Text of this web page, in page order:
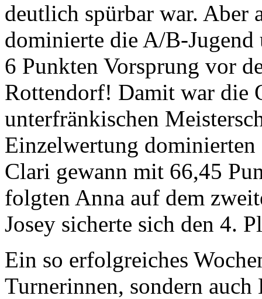
deutlich spürbar war. Aber
dominierte die A/B-
6 Punkten Vorsprung vor
Rottendorf! Damit war die
unterfränkischen
Einzelwertung
Clari gewann mit 66,45
folgten Anna auf dem
Josey sicherte sich den 4.
Ein so erfolgreiches
Turnerinnen, sondern